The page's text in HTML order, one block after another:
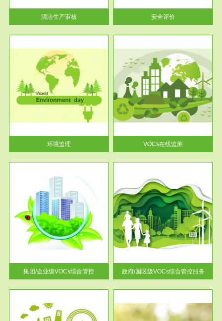
清洁生产审核
营活...
安全评价
环境监理
服务范围
VOCs在线监测
根据《重点区域大气污染防
治“十二五”规划》有机废气净化
率达...
VOCs在线监测
集团/企业级VOCs综合管控
服务范围
政府/园区级VOCs综合管控服务
根据《石化行业挥发性有机物综
合整治方案》文件要求，到2017
年，全...
政府/园区级VOCs综合管控服务